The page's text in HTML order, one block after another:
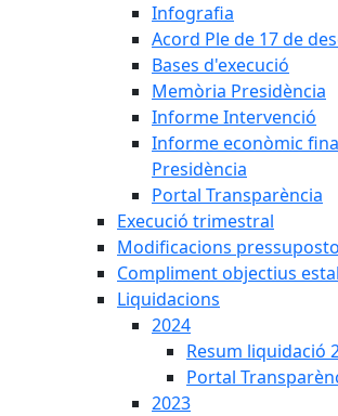
Infografia
Acord Ple de 17 de
Bases d'execució
Memòria Presidència
Informe Intervenció
Informe econòmic
Presidència
Portal Transparència
Execució trimestral
Modificacions
Compliment objectius
Liquidacions
2024
Resum liquidació
Portal
2023